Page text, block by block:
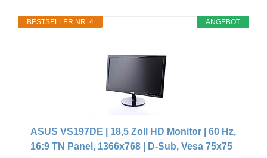
ANGEBOT
BESTSELLER NR. 4
ASUS VS197DE | 18,5 Zoll HD Monitor | 60 Hz,
16:9 TN Panel, 1366x768 | D-Sub, Vesa 75x75